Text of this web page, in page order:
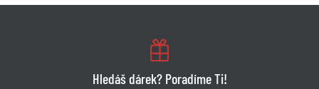
Hledáš dárek? Poradíme Ti!